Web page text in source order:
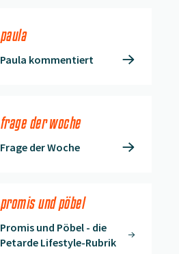
paula
Paula kommentiert
frage der woche
Frage der Woche
promis und pöbel
Promis und Pöbel - die
Petarde Lifestyle-Rubrik